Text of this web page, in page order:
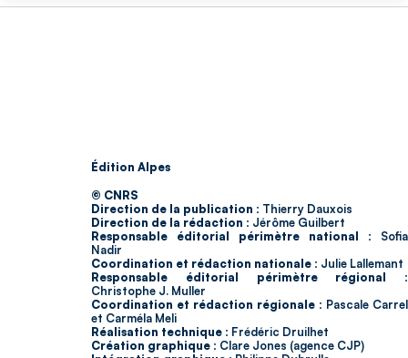
Édition Alpes
© CNRS
Direction de la publication : Thierry Dauxois
Direction de la rédaction : Jérôme Guilbert
Responsable éditorial périmètre national : Sofia
Nadir
Coordination et rédaction nationale : Julie Lallemant
Responsable éditorial périmètre régional :
Christophe J. Muller
Coordination et rédaction régionale : Pascale Carrel
et Carméla Meli
Réalisation technique : Frédéric Druilhet
Création graphique : Clare Jones (agence CJP)